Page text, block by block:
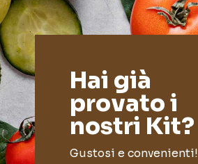
Hai già
provato i
nostri Kit?
Gustosi e convenienti!